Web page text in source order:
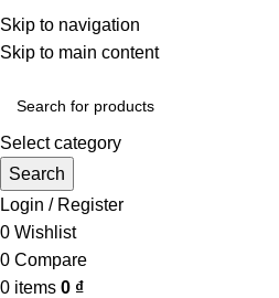
Skip to navigation
Skip to main content
Một uy tín - triệu niềm tin
Hotline : 0346394639 - 0973332499
Select category
Search
Login / Register
0 Wishlist
0 Compare
0 items 0 ₫